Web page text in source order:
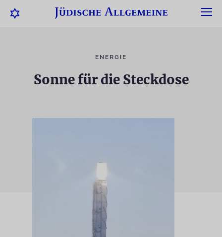
ENERGIE
Sonne für die Steckdose